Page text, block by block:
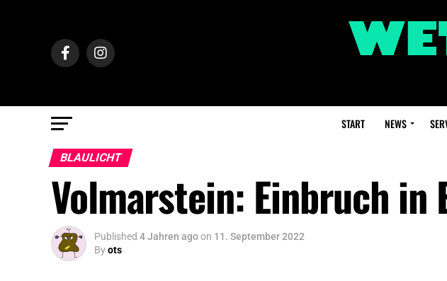
START NEWS
BLAULICHT
Volmarstein: Einbruch in
Published 4 Jahren agoon 11. September 2022
Byots